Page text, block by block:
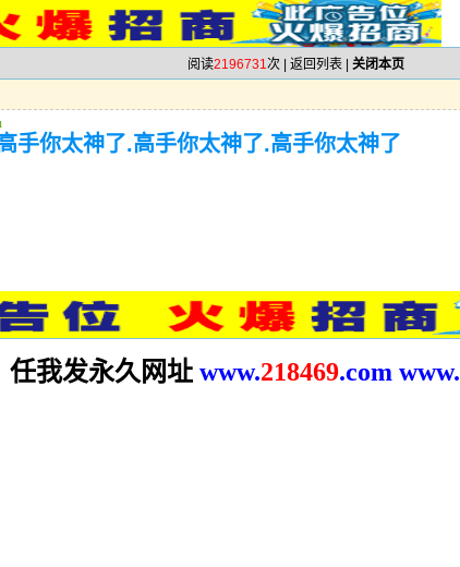
阅读2196731次 | 返回列表 关闭本页
手你太神了.高手你太神了.高手你太神了
我发永久网址 www.218469.com www.